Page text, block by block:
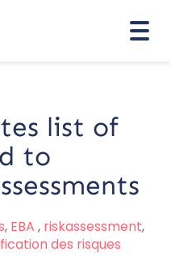
list of
to
, EBA , riskassessment,
des risques